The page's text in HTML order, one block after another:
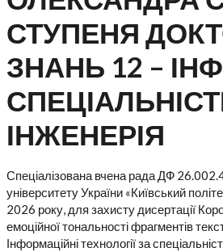
СТУПЕНЯ
ЗНАНЬ 12 –
ІНЖЕНЕРІЯ
Спеціалізована вчена рада ДФ
університету України «Київський
2026 року, для захисту дисертації
емоційної тональності фрагментів
Інформаційні технології за